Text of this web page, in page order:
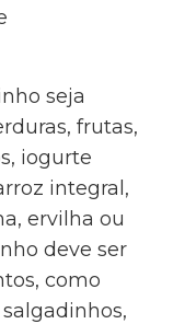
seja
frutas,
iogurte
integral,
ervilha ou
deve ser
como